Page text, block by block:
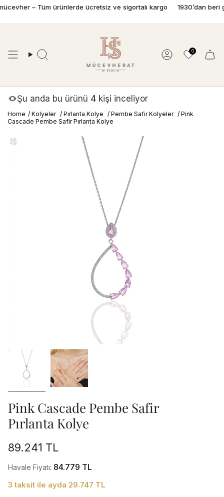
İçeriğe
Ara Hesap
0
– Tüm ürünlerde ücretsiz ve sigortalı kargo 1930’dan beri
Şu anda bu ürünü 4 kişi inceliyor
Home / Kolyeler / Pırlanta Kolye / Pembe Safir Kolyeler / Pink
Cascade Pembe Safir Pırlanta Kolye
Pink Cascade Pembe Safir
Pırlanta Kolye
89.241 TL
Havale Fiyatı: 84.779 TL
3 taksit ile ayda 29.747 TL